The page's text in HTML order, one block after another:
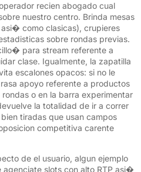
recien abogado cual
nuestro centro. Brinda mesas
como clasicas), crupieres
sobre rondas previas.
para stream referente a
clase. Igualmente, la zapatilla
escalones opacos: si no le
apoyo referente a productos
o en la barra experimentar
la totalidad de ir a correr
tiradas que usan campos
competitiva carente
de el usuario, algun ejemplo
agenciate slots con alto RTP asi�